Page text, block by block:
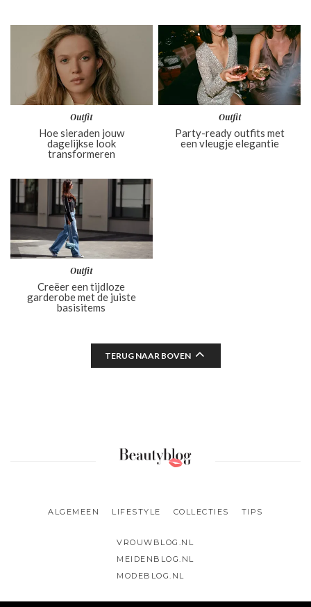
Outfit
Hoe sieraden jouw
dagelijkse look
transformeren
Outfit
Party-ready outfits met
een vleugje elegantie
Outfit
Creëer een tijdloze
garderobe met de juiste
basisitems
TERUG NAAR BOVEN
ALGEMEEN LIFESTYLE COLLECTIES TIPS
VROUWBLOG.NL
MEIDENBLOG.NL
MODEBLOG.NL